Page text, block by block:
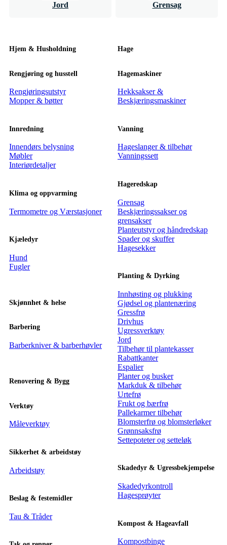
Jord Grensag
Hjem & Husholdning
Rengjøring og husstell
Rengjøringsutstyr
Mopper & bøtter
Innredning
Innendørs belysning
Møbler
Interiørdetaljer
Klima og oppvarming
Termometre og Værstasjoner
Kjæledyr
Hund
Fugler
Skjønnhet & helse
Barbering
Barberkniver & barberhøvler
Renovering & Bygg
Verktøy
Måleverktøy
Sikkerhet & arbeidstøy
Arbeidstøy
Beslag & festemidler
Tau & Tråder
Hage
Hagemaskiner
Hekksakser &
Beskjæringsmaskiner
Vanning
Hageslanger & tilbehør
Vanningssett
Hageredskap
Grensag
Beskjæringssakser og
grensakser
Planteutstyr og håndredskap
Spader og skuffer
Hagesekker
Planting & Dyrking
Innhøsting og plukking
Gjødsel og plantenæring
Gressfrø
Drivhus
Ugressverktøy
Jord
Tilbehør til plantekasser
Rabattkanter
Espalier
Planter og busker
Markduk & tilbehør
Urtefrø
Frukt og bærfrø
Pallekarmer tilbehør
Blomsterfrø og blomsterløker
Grønnsaksfrø
Settepoteter og setteløk
Skadedyr & Ugressbekjempelse
Skadedyrkontroll
Hagesprøyter
Kompost & Hageavfall
Kompostbinge